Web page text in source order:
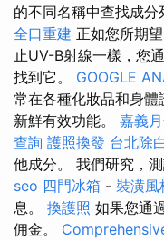
的不同名稱中查找成分
全口重建 正如您所期
止UV-B射線一樣，您
找到它。 GOOGLE
常在各種化妝品和身
新鮮有效功能。 嘉義
查詢 護照換發 台北除
他成分。 我們研究，
seo 四門冰箱 - 裝潢風
息。 換護照 如果您通
佣金。